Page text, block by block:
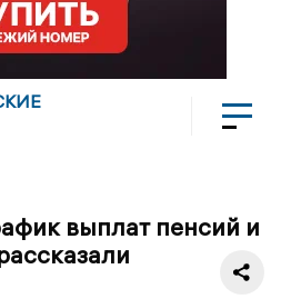
выплат пенсий и